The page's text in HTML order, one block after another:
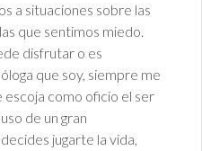
a situaciones sobre las
que sentimos miedo.
disfrutar o es
que soy, siempre me
escoja como oficio el ser
de un gran
jugarte la vida,